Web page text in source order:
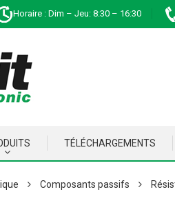
Horaire : Dim – Jeu: 8:30 – 16:30
TÉLÉCHARGEMENTS
Composants passifs